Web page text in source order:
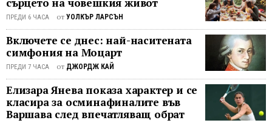
храни
на
скара.
леко
ПРЕДИ 6 ЧАСА от УОЛКЪР ЛАРСЪН
Включете се днес: най-наситената
симфония на Моцарт
ПРЕДИ 7 ЧАСА от ДЖОРДЖ КАЙ
Елизара Янева показа характер и се
класира за осминафиналите във
Варшава след впечатляващ обрат